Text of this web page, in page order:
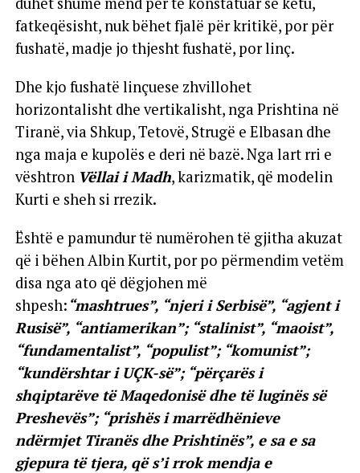
fatkeqësisht, nuk bëhet fjalë për kritikë, por për
fushatë, madje jo thjesht fushatë, por linç.
Dhe kjo fushatë linçuese zhvillohet
horizontalisht dhe vertikalisht, nga Prishtina në
Tiranë, via Shkup, Tetovë, Strugë e Elbasan dhe
nga maja e kupolës e deri në bazë. Nga lart rri e
vështron Vëllai i Madh, karizmatik, që modelin
Kurti e sheh si rrezik.
Është e pamundur të numërohen të gjitha akuzat
që i bëhen Albin Kurtit, por po përmendim vetëm
disa nga ato që dëgjohen më
shpesh: “mashtrues”, “njeri i Serbisë”, “agjent i
Rusisë”, “antiamerikan”; “stalinist”, “maoist”,
“fundamentalist”, “populist”; “komunist”;
“kundërshtar i UÇK-së”; “përçarës i
shqiptarëve të Maqedonisë dhe të luginës së
Preshevës”; “prishës i marrëdhënieve
ndërmjet Tiranës dhe Prishtinës”, e sa e sa
gjepura të tjera, që s’i rrok mendja e